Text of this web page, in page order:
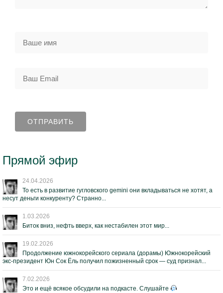
Прямой эфир
24.04.2026
То есть в развитие гугловского gemini они вкладываться не хотят, а
несут деньги конкуренту? Странно...
1.03.2026
Биток вниз, нефть вверх, как нестабилен этот мир...
19.02.2026
Продолжение южнокорейского сериала (дорамы) Южнокорейский
экс-президент Юн Сок Ёль получил пожизненный срок — суд признал...
7.02.2026
Это и ещё всякое обсудили на подкасте. Слушайте